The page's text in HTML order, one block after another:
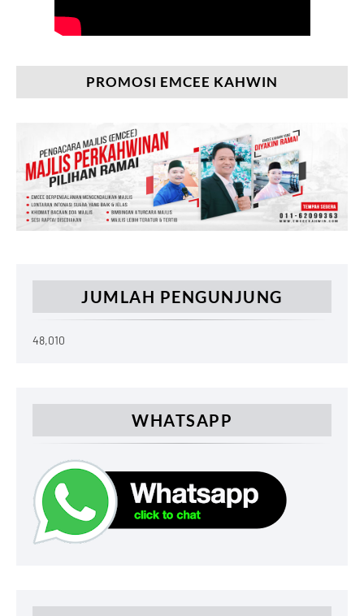
PROMOSI EMCEE KAHWIN
JUMLAH PENGUNJUNG
48,010
WHATSAPP